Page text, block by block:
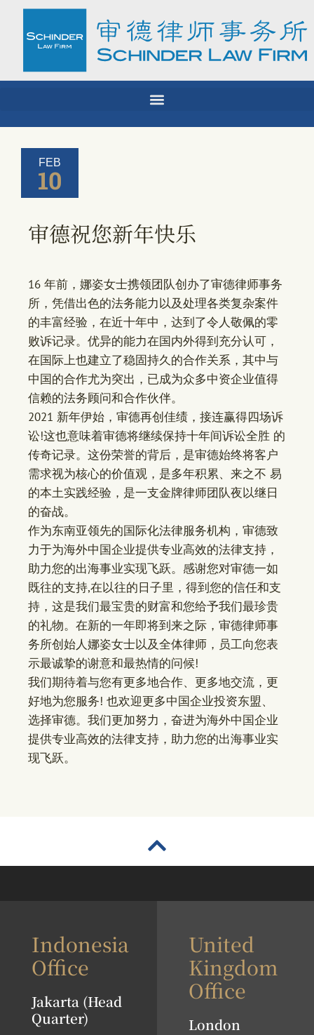
content
FEB
10
审德祝您新年快乐
16 年前，娜姿女士携领团队创办了审德律师事务
所，凭借出色的法务能力以及处理各类复杂案件
的丰富经验，在近十年中，达到了令人敬佩的零
败诉记录。优异的能力在国内外得到充分认可，
在国际上也建立了稳固持久的合作关系，其中与
中国的合作尤为突出，已成为众多中资企业值得
信赖的法务顾问和合作伙伴。
2021 新年伊始，审德再创佳绩，接连赢得四场诉
讼!这也意味着审德将继续保持十年间诉讼全胜 的
传奇记录。这份荣誉的背后，是审德始终将客户
需求视为核心的价值观，是多年积累、来之不 易
的本土实践经验，是一支金牌律师团队夜以继日
的奋战。
作为东南亚领先的国际化法律服务机构，审德致
力于为海外中国企业提供专业高效的法律支持，
助力您的出海事业实现飞跃。感谢您对审德一如
既往的支持,在以往的日子里，得到您的信任和支
持，这是我们最宝贵的财富和您给予我们最珍贵
的礼物。在新的一年即将到来之际，审德律师事
务所创始人娜姿女士以及全体律师，员工向您表
示最诚挚的谢意和最热情的问候!
我们期待着与您有更多地合作、更多地交流，更
好地为您服务! 也欢迎更多中国企业投资东盟、
选择审德。我们更加努力，奋进为海外中国企业
提供专业高效的法律支持，助力您的出海事业实
现飞跃。
Indonesia
Office
Jakarta (Head
Quarter)
United
Kingdom
Office
London